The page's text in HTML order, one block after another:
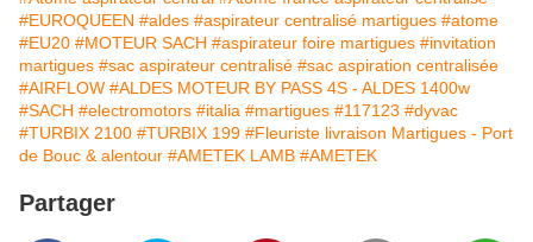
#EUROQUEEN #aldes #aspirateur centralisé martigues #atome
#EU20 #MOTEUR SACH #aspirateur foire martigues #invitation
martigues #sac aspirateur centralisé #sac aspiration centralisée
#AIRFLOW #ALDES MOTEUR BY PASS 4S - ALDES 1400w
#SACH #electromotors #italia #martigues #117123 #dyvac
#TURBIX 2100 #TURBIX 199 #Fleuriste livraison Martigues - Port
de Bouc & alentour #AMETEK LAMB #AMETEK
Partager